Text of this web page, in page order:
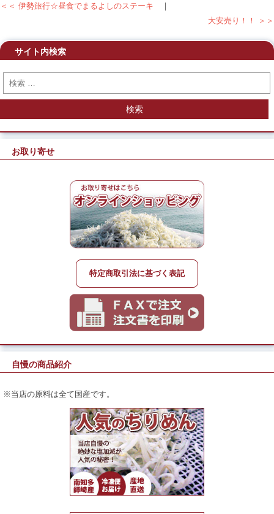
投稿ナビゲーション
＜＜ 伊勢旅行☆昼食でまるよしのステーキ ｜
大安売り！！ ＞＞
サイト内検索
検索
お取り寄せ
特定商取引法に基づく表記
自慢の商品紹介
※当店の原料は全て国産です。